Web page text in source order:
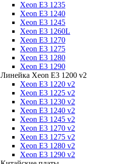
Xeon E3 1235
Xeon E3 1240
Xeon E3 1245
Xeon E3 1260L
Xeon E3 1270
Xeon E3 1275
Xeon E3 1280
Xeon E3 1290
Линейка Xeon E3 1200 v2
Xeon E3 1220 v2
Xeon E3 1225 v2
Xeon E3 1230 v2
Xeon E3 1240 v2
Xeon E3 1245 v2
Xeon E3 1270 v2
Xeon E3 1275 v2
Xeon E3 1280 v2
Xeon E3 1290 v2